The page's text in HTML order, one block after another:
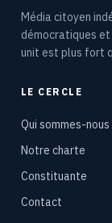
Média citoyen
démocratiques
unit est plus fort
LE CERCLE
Qui sommes-nous
Notre charte
Constituante
Contact